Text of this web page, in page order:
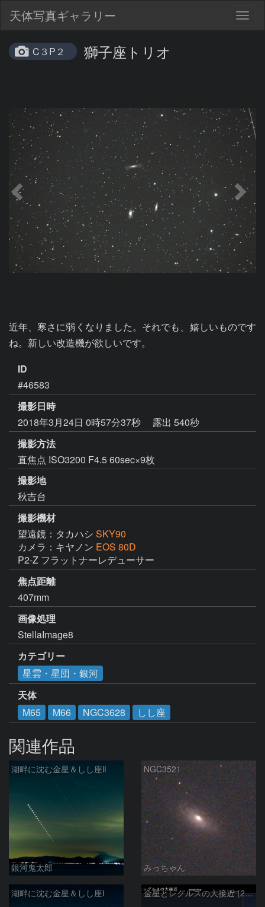
天体写真ギャラリー
C３P２ 獅子座トリオ
近年、寒さに弱くなりました。それでも、嬉しいものです
ね。新しい改造機が欲しいです。
ID
#46583
撮影日時
2018年3月24日 0時57分37秒
露出 540秒
撮影方法
直焦点 ISO3200 F4.5 60sec×9枚
撮影地
秋吉台
撮影機材
望遠鏡：タカハシ SKY90
カメラ：キヤノン EOS 80D
P2-Z フラットナーレデューサー
焦点距離
407mm
画像処理
StellaImage8
カテゴリー
星雲・星団・銀河
天体
M65
M66 NGC3628 しし座
関連作品
湖畔に沈む金星＆しし座Ⅱ
銀河鬼太郎
NGC3521
みっちゃん
湖畔に沈む金星＆しし座Ⅰ 金星とレグルスの大接近 (2026/07/09)